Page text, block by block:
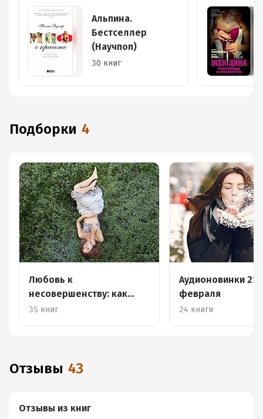
Альпина.
Бестселлер
(Научпоп)
30 книг
Подборки 4
Любовь к
несовершенству: как
принять себя со всеми
35 книг
Аудионовинки
февраля
24 книги
Отзывы 43
Отзывы из книг